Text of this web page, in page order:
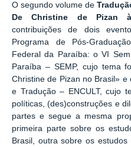
O segundo volume de
De Christine de Pizan à
contribuições de dois
Programa de Pós-
Federal da Paraíba: o VI
Paraíba – SEMP, cujo tema
Christine de Pizan no Brasil»
e Tradução – ENCULT, cujo
políticas, (des)construções e
partes e segue a mesma
primeira parte sobre os
Brasil, outra sobre os